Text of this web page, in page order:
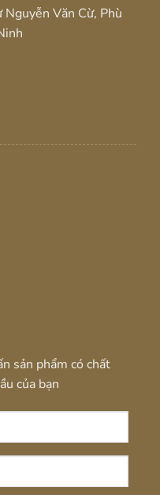
Văn Cừ, Phù
sản phẩm có chất
của bạn